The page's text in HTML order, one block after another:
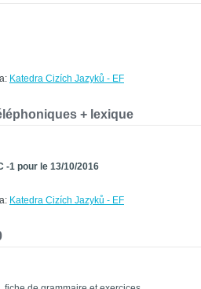
Katedra Cizích Jazyků - EF
+ lexique
-1 pour le 13/10/2016
Katedra Cizích Jazyků - EF